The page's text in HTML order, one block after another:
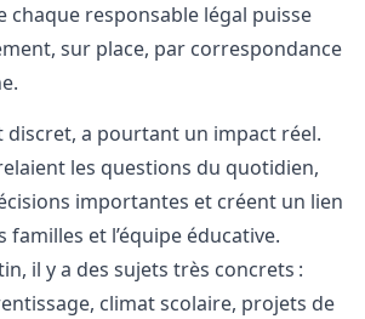
chaque responsable légal puisse
sur place, par correspondance
discret, a pourtant un impact réel.
les questions du quotidien,
importantes et créent un lien
familles et l’équipe éducative.
il y a des sujets très concrets :
climat scolaire, projets de